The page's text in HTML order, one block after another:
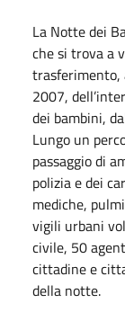
La Notte dei
che si trova a
trasferimento,
2007,
dei bambini,
Lungo un
passaggio di
polizia e dei
mediche,
vigili urbani
civile, 50
cittadine e
della notte.